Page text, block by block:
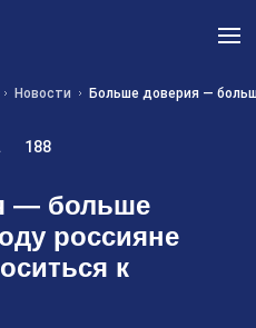
Новости Больше доверия —
188
— больше
россияне
к